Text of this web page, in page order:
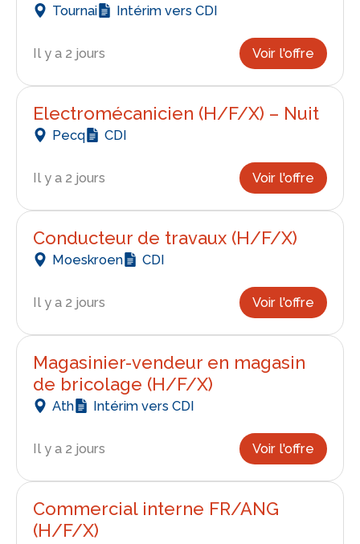
Tournai Intérim vers CDI
Il y a 2 jours Voir l'offre
Electromécanicien (H/F/X) – Nuit
Pecq CDI
Il y a 2 jours Voir l'offre
Conducteur de travaux (H/F/X)
Moeskroen CDI
Il y a 2 jours Voir l'offre
Magasinier-vendeur en magasin
de bricolage (H/F/X)
Ath Intérim vers CDI
Il y a 2 jours Voir l'offre
Commercial interne FR/ANG
(H/F/X)